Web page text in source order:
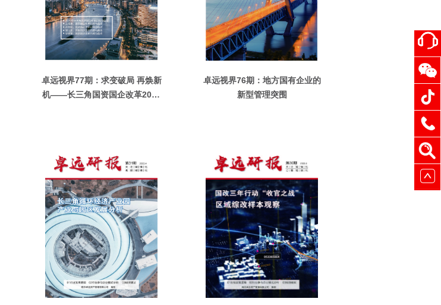
卓远视界77期：求变破局 再焕新
机——长三角国资国企改革2020
卓远视界76期：地方国有企业的
新型管理突围